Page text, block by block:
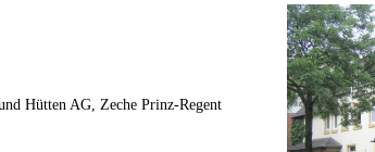
Hütten AG, Zeche Prinz-Regent